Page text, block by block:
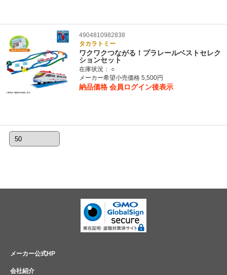
4904810982838
タカラトミー
ワクワクつながる！プラレールベストセレク
ションセット
在庫状況：
○
メーカー希望小売価格 5,500円
納品価格 会員ログイン後表示
メーカー公式HP
会社紹介